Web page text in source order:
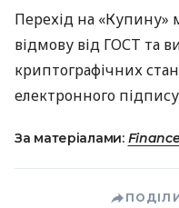
Перехід на «Купину»
відмову від ГОСТ та
криптографічних
електронного
За матеріалами: